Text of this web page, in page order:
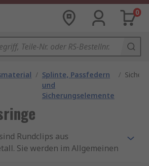
0
/ Splinte, Passfedern
und
Sicherungselemente
/
Rundclips aus
Sie werden im Allgemeinen